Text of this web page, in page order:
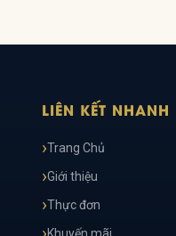
LIÊN KẾT NHANH
Trang Chủ
Giới thiệu
Thực đơn